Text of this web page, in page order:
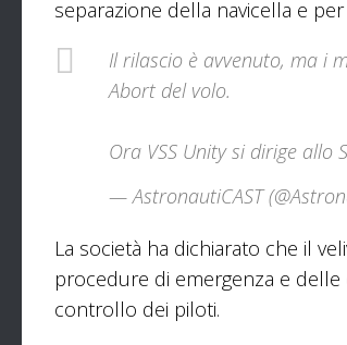
separazione della navicella e
Il rilascio è avvenuto, ma i
Abort del volo.
Ora VSS Unity si dirige allo
— AstronautiCAST
La società ha dichiarato che il
procedure di emergenza e
controllo dei piloti.